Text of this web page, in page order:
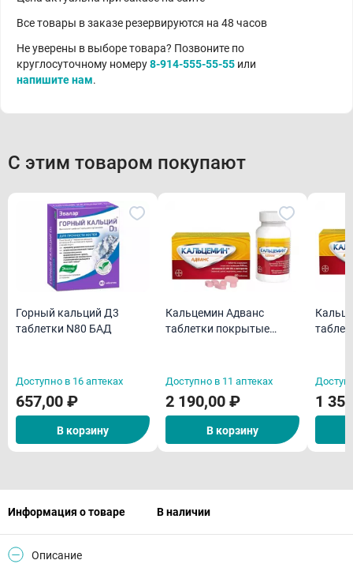
Все товары в заказе резервируются на 48 часов
Не уверены в выборе товара? Позвоните по
круглосуточному номеру8-914-555-55-55 или
напишите нам.
С этим товаром покупают
Горный кальций Д3
таблетки N80 БАД
Доступно в 16 аптеках
657,00 ₽
В корзину
Кальцемин Адванс
таблетки покрытые
Доступно в 11 аптеках
2 190,00 ₽
В корзину
1
Информация о товаре В наличии
Описание